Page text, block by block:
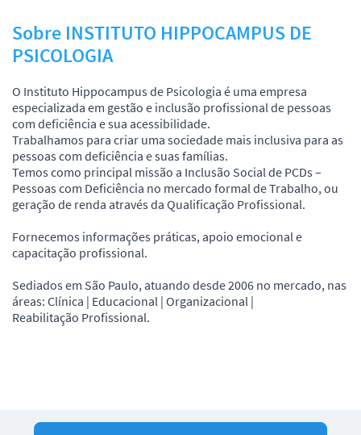
Sobre INSTITUTO HIPPOCAMPUS DE
PSICOLOGIA
O Instituto Hippocampus de Psicologia é uma empresa
especializada em gestão e inclusão profissional de pessoas
com deficiência e sua acessibilidade.
Trabalhamos para criar uma sociedade mais inclusiva para as
pessoas com deficiência e suas famílias.
Temos como principal missão a Inclusão Social de PCDs –
Pessoas com Deficiência no mercado formal de Trabalho, ou
geração de renda através da Qualificação Profissional.
Fornecemos informações práticas, apoio emocional e
capacitação profissional.
Sediados em São Paulo, atuando desde 2006 no mercado, nas
áreas: Clínica | Educacional | Organizacional |
Reabilitação Profissional.